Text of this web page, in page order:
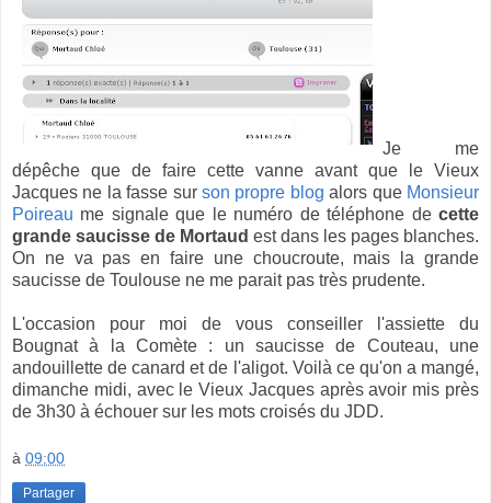
Je me
dépêche que de faire cette vanne avant que le Vieux
Jacques ne la fasse sur son propre blog alors que Monsieur
Poireau me signale que le numéro de téléphone de cette
grande saucisse de Mortaud est dans les pages blanches.
On ne va pas en faire une choucroute, mais la grande
saucisse de Toulouse ne me parait pas très prudente.
L'occasion pour moi de vous conseiller l'assiette du
Bougnat à la Comète : un saucisse de Couteau, une
andouillette de canard et de l'aligot. Voilà ce qu'on a mangé,
dimanche midi, avec le Vieux Jacques après avoir mis près
de 3h30 à échouer sur les mots croisés du JDD.
à 09:00
Partager